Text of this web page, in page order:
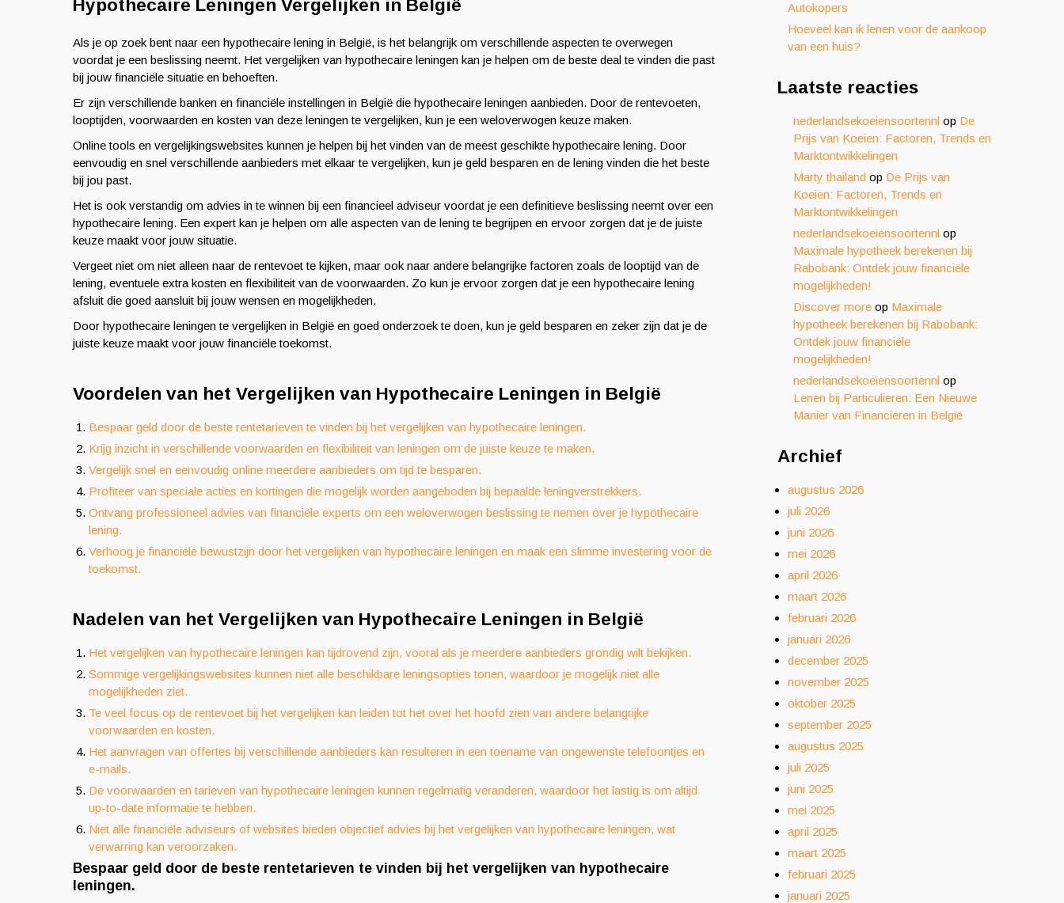
Hypothecaire Leningen Vergelijken in België
Als je op zoek bent naar een hypothecaire lening in België, is het belangrijk om verschillende aspecten te overwegen
voordat je een beslissing neemt. Het vergelijken van hypothecaire leningen kan je helpen om de beste deal te vinden die past
bij jouw financiële situatie en behoeften.
Er zijn verschillende banken en financiële instellingen in België die hypothecaire leningen aanbieden. Door de rentevoeten,
looptijden, voorwaarden en kosten van deze leningen te vergelijken, kun je een weloverwogen keuze maken.
Online tools en vergelijkingswebsites kunnen je helpen bij het vinden van de meest geschikte hypothecaire lening. Door
eenvoudig en snel verschillende aanbieders met elkaar te vergelijken, kun je geld besparen en de lening vinden die het beste
bij jou past.
Het is ook verstandig om advies in te winnen bij een financieel adviseur voordat je een definitieve beslissing neemt over een
hypothecaire lening. Een expert kan je helpen om alle aspecten van de lening te begrijpen en ervoor zorgen dat je de juiste
keuze maakt voor jouw situatie.
Vergeet niet om niet alleen naar de rentevoet te kijken, maar ook naar andere belangrijke factoren zoals de looptijd van de
lening, eventuele extra kosten en flexibiliteit van de voorwaarden. Zo kun je ervoor zorgen dat je een hypothecaire lening
afsluit die goed aansluit bij jouw wensen en mogelijkheden.
Door hypothecaire leningen te vergelijken in België en goed onderzoek te doen, kun je geld besparen en zeker zijn dat je de
juiste keuze maakt voor jouw financiële toekomst.
Voordelen van het Vergelijken van Hypothecaire Leningen in België
Bespaar geld door de beste rentetarieven te vinden bij het vergelijken van hypothecaire leningen.
Krijg inzicht in verschillende voorwaarden en flexibiliteit van leningen om de juiste keuze te maken.
Vergelijk snel en eenvoudig online meerdere aanbieders om tijd te besparen.
Profiteer van speciale acties en kortingen die mogelijk worden aangeboden bij bepaalde leningverstrekkers.
Ontvang professioneel advies van financiële experts om een weloverwogen beslissing te nemen over je hypothecaire
lening.
Verhoog je financiële bewustzijn door het vergelijken van hypothecaire leningen en maak een slimme investering voor de
toekomst.
Nadelen van het Vergelijken van Hypothecaire Leningen in België
Het vergelijken van hypothecaire leningen kan tijdrovend zijn, vooral als je meerdere aanbieders grondig wilt bekijken.
Sommige vergelijkingswebsites kunnen niet alle beschikbare leningsopties tonen, waardoor je mogelijk niet alle
mogelijkheden ziet.
Te veel focus op de rentevoet bij het vergelijken kan leiden tot het over het hoofd zien van andere belangrijke
voorwaarden en kosten.
Het aanvragen van offertes bij verschillende aanbieders kan resulteren in een toename van ongewenste telefoontjes en
e-mails.
De voorwaarden en tarieven van hypothecaire leningen kunnen regelmatig veranderen, waardoor het lastig is om altijd
up-to-date informatie te hebben.
Niet alle financiële adviseurs of websites bieden objectief advies bij het vergelijken van hypothecaire leningen, wat
verwarring kan veroorzaken.
Bespaar geld door de beste rentetarieven te vinden bij het vergelijken van hypothecaire
leningen.
Autokopers
Hoeveel kan ik lenen voor de aankoop
van een huis?
Laatste reacties
nederlandsekoeiensoortennl op De
Prijs van Koeien: Factoren, Trends en
Marktontwikkelingen
Marty thailand op De Prijs van
Koeien: Factoren, Trends en
Marktontwikkelingen
nederlandsekoeiensoortennl op
Maximale hypotheek berekenen bij
Rabobank: Ontdek jouw financiële
mogelijkheden!
Discover more op Maximale
hypotheek berekenen bij Rabobank:
Ontdek jouw financiële
mogelijkheden!
nederlandsekoeiensoortennl op
Lenen bij Particulieren: Een Nieuwe
Manier van Financieren in België
Archief
augustus 2026
juli 2026
juni 2026
mei 2026
april 2026
maart 2026
februari 2026
januari 2026
december 2025
november 2025
oktober 2025
september 2025
augustus 2025
juli 2025
juni 2025
mei 2025
april 2025
maart 2025
februari 2025
januari 2025